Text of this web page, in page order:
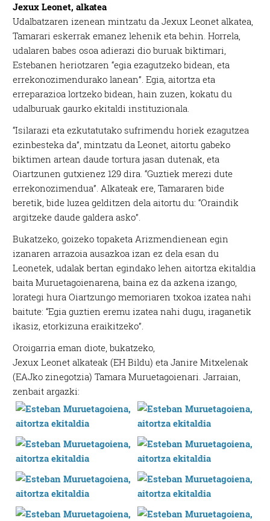
Jexux Leonet, alkatea
Udalbatzaren izenean mintzatu da Jexux Leonet alkatea,
Tamarari eskerrak emanez lehenik eta behin. Horrela,
udalaren babes osoa adierazi dio buruak biktimari,
Estebanen heriotzaren “egia ezagutzeko bidean, eta
errekonozimendurako lanean”. Egia, aitortza eta
erreparazioa lortzeko bidean, hain zuzen, kokatu du
udalburuak gaurko ekitaldi instituzionala.
“Isilarazi eta ezkutatutako sufrimendu horiek ezagutzea
ezinbesteka da”, mintzatu da Leonet, aitortu gabeko
biktimen artean daude tortura jasan dutenak, eta
Oiartzunen gutxienez 129 dira. “Guztiek merezi dute
errekonozimendua”. Alkateak ere, Tamararen bide
beretik, bide luzea gelditzen dela aitortu du: “Oraindik
argitzeke daude galdera asko”.
Bukatzeko, goizeko topaketa Arizmendienean egin
izanaren arrazoia ausazkoa izan ez dela esan du
Leonetek, udalak bertan egindako lehen aitortza ekitaldia
baita Muruetagoienarena, baina ez da azkena izango,
lorategi hura Oiartzungo memoriaren txokoa izatea nahi
baitute: “Egia guztien eremu izatea nahi dugu, iraganetik
ikasiz, etorkizuna eraikitzeko”.
Oroigarria eman diote, bukatzeko,
Jexux Leonet alkateak (EH Bildu) eta Janire Mitxelenak
(EAJko zinegotzia) Tamara Muruetagoienari. Jarraian,
zenbait argazki: